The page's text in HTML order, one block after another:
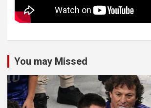
You may Missed